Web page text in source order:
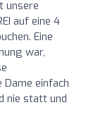
unsere
auf eine 4
Eine
war,
einfach
nie statt und